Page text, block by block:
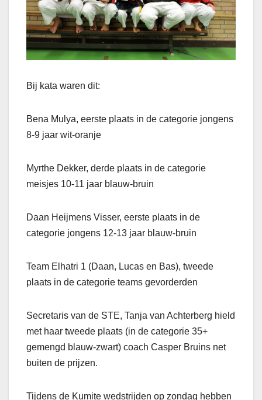
Bij kata waren dit:
Bena Mulya, eerste plaats in de categorie jongens
8-9 jaar wit-oranje
Myrthe Dekker, derde plaats in de categorie
meisjes 10-11 jaar blauw-bruin
Daan Heijmens Visser, eerste plaats in de
categorie jongens 12-13 jaar blauw-bruin
Team Elhatri 1 (Daan, Lucas en Bas), tweede
plaats in de categorie teams gevorderden
Secretaris van de STE, Tanja van Achterberg hield
met haar tweede plaats (in de categorie 35+
gemengd blauw-zwart) coach Casper Bruins net
buiten de prijzen.
Tijdens de Kumite wedstrijden op zondag hebben